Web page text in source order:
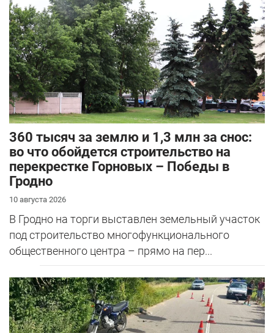
360 тысяч за землю и 1,3 млн за снос:
во что обойдется строительство на
перекрестке Горновых – Победы в
Гродно
10 августа 2026
В Гродно на торги выставлен земельный участок
под строительство многофункционального
общественного центра – прямо на пер...